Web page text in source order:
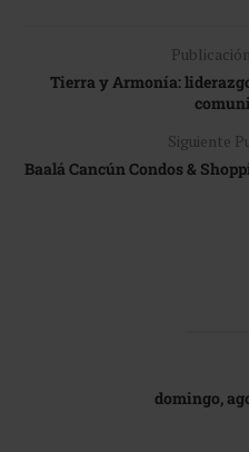
Tierra y Armonía:
Siguiente
Baalá Cancún Condos &
domingo,